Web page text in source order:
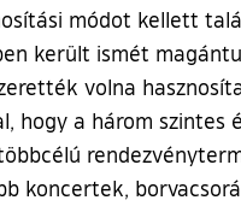
módot kellett
került ismét
volna
hogy a három szintes
koncertek,